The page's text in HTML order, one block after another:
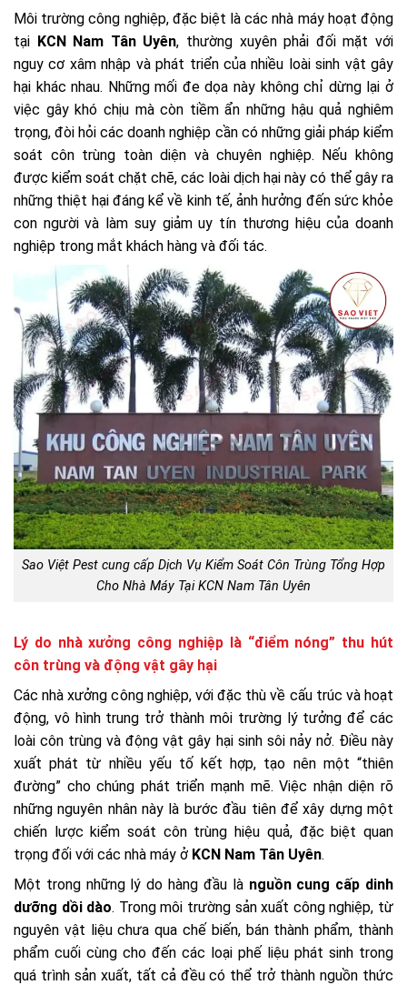
Môi trường công nghiệp, đặc biệt là các nhà máy hoạt động
tại KCN Nam Tân Uyên, thường xuyên phải đối mặt với
nguy cơ xâm nhập và phát triển của nhiều loài sinh vật gây
hại khác nhau. Những mối đe dọa này không chỉ dừng lại ở
việc gây khó chịu mà còn tiềm ẩn những hậu quả nghiêm
trọng, đòi hỏi các doanh nghiệp cần có những giải pháp kiểm
soát côn trùng toàn diện và chuyên nghiệp. Nếu không
được kiểm soát chặt chẽ, các loài dịch hại này có thể gây ra
những thiệt hại đáng kể về kinh tế, ảnh hưởng đến sức khỏe
con người và làm suy giảm uy tín thương hiệu của doanh
nghiệp trong mắt khách hàng và đối tác.
Sao Việt Pest cung cấp Dịch Vụ Kiểm Soát Côn Trùng Tổng Hợp
Cho Nhà Máy Tại KCN Nam Tân Uyên
Lý do nhà xưởng công nghiệp là “điểm nóng” thu hút
côn trùng và động vật gây hại
Các nhà xưởng công nghiệp, với đặc thù về cấu trúc và hoạt
động, vô hình trung trở thành môi trường lý tưởng để các
loài côn trùng và động vật gây hại sinh sôi nảy nở. Điều này
xuất phát từ nhiều yếu tố kết hợp, tạo nên một “thiên
đường” cho chúng phát triển mạnh mẽ. Việc nhận diện rõ
những nguyên nhân này là bước đầu tiên để xây dựng một
chiến lược kiểm soát côn trùng hiệu quả, đặc biệt quan
trọng đối với các nhà máy ở KCN Nam Tân Uyên.
Một trong những lý do hàng đầu là nguồn cung cấp dinh
dưỡng dồi dào. Trong môi trường sản xuất công nghiệp, từ
nguyên vật liệu chưa qua chế biến, bán thành phẩm, thành
phẩm cuối cùng cho đến các loại phế liệu phát sinh trong
quá trình sản xuất, tất cả đều có thể trở thành nguồn thức